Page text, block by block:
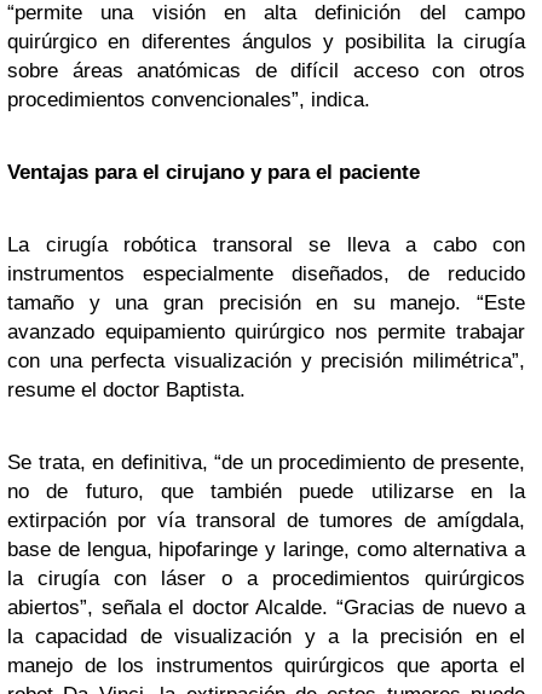
“permite una visión en alta definición del campo
quirúrgico en diferentes ángulos y posibilita la cirugía
sobre áreas anatómicas de difícil acceso con otros
procedimientos convencionales”, indica.
Ventajas para el cirujano y para el paciente
La cirugía robótica transoral se lleva a cabo con
instrumentos especialmente diseñados, de reducido
tamaño y una gran precisión en su manejo. “Este
avanzado equipamiento quirúrgico nos permite trabajar
con una perfecta visualización y precisión milimétrica”,
resume el doctor Baptista.
Se trata, en definitiva, “de un procedimiento de presente,
no de futuro, que también puede utilizarse en la
extirpación por vía transoral de tumores de amígdala,
base de lengua, hipofaringe y laringe, como alternativa a
la cirugía con láser o a procedimientos quirúrgicos
abiertos”, señala el doctor Alcalde. “Gracias de nuevo a
la capacidad de visualización y a la precisión en el
manejo de los instrumentos quirúrgicos que aporta el